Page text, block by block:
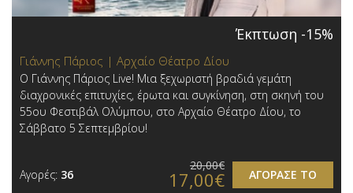
Έκπτωση -15%
Γιάννης Πάριος | Αρχαίο Θέατρο Δίου
Ο Γιάννης Πάριος Live! Μια ξεχωριστή βραδιά γεμάτη
διαχρονικές επιτυχίες, έρωτα και συγκίνηση, στη σκηνή του
55ου Φεστιβάλ Ολύμπου, στο Αρχαίο Θέατρο Δίου, το
Σάββατο 5 Σεπτεμβρίου!
Αγορές: 36 ΑΓΟΡΑΣΕ ΤΟ
20,00€
17,00€